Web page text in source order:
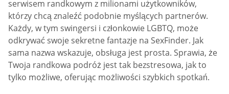
serwisem randkowym z milionami użytkowników,
którzy chcą znaleźć podobnie myślących partnerów.
Każdy, w tym swingersi i członkowie LGBTQ, może
odkrywać swoje sekretne fantazje na SexFinder. Jak
sama nazwa wskazuje, obsługa jest prosta. Sprawia, że
Twoja randkowa podróż jest tak bezstresowa, jak to
tylko możliwe, oferując możliwości szybkich spotkań.